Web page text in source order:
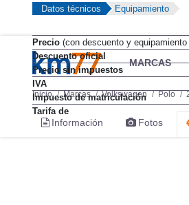
Precio(con descuento y equipamiento
Descuento oficial
Precio sin impuestos
IVA
Impuesto de matriculación
Tarifa de